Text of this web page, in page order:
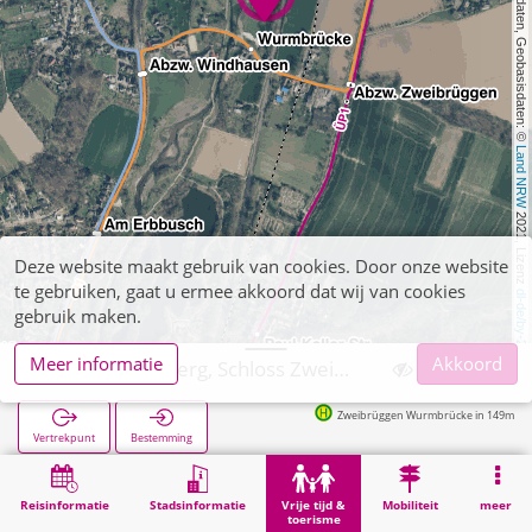
, Kartendaten, Geobasisdaten: ©
Land NRW
2021, Lizenz
dl-de/by-2-0
Reisinformatie Stadsinformatie
Vrije tijd &
toerisme
Mobiliteit meer
Vertrekpunt Bestemming
Zweibrüggen Wurmbrücke in 149m
Vrije tijd & toerisme Bezienswaardigheid Übach-Palenberg, Schloss Zweibrüggen
Deze website maakt gebruik van cookies. Door onze website
te gebruiken, gaat u ermee akkoord dat wij van cookies
gebruik maken.
Meer informatie
Akkoord